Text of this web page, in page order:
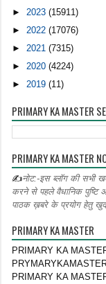
► 2023(15911)
► 2022(17076)
► 2021(7315)
►2020(4224)
►2019(11)
PRIMARY KA MASTER
PRIMARY KA MASTER
✍नोट:-इस ब्लॉग की सभी
करने से पहले वैधानिक पुष्टि
पाठक ख़बरे के प्रयोग हेतु खुद
PRIMARY KA MASTER
PRIMARY KA
PRIMARY KA